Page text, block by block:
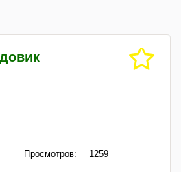
Просмотров: 1259